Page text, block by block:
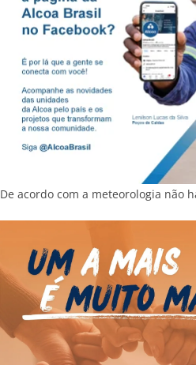
De acordo com a meteorologia não